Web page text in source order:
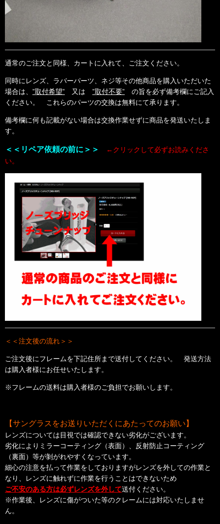
通常のご注文と同様、カートに入れて、ご注文ください。
同時にレンズ、ラバーパーツ、ネジ等その他商品を購入いただいた
場合は、 ”取付希望” 又は ”取付不要” の旨を必ず備考欄にご記入
ください。 これらのパーツの交換は無料にて承ります。
備考欄に何も記載がない場合は交換作業せずに商品を発送いたしま
す。
＜＜リペア依頼の前に＞＞
←クリックして必ずお読みくださ
い。
＜＜注文後の流れ＞＞
ご注文後にフレームを下記住所まで送付してください。 発送方法
は購入者様にお任せいたします。
※フレームの送料は購入者様のご負担でお願いします。
【サングラスをお送りいただくにあたってのお願い】
レンズについては目視では確認できない劣化がございます。
劣化によりミラーコーティング（表面）、反射防止コーティング
（裏面）等が剝がれやすくなっています。
細心の注意を払って作業をしておりますがレンズを外しての作業と
なり、
レンズに触れずに作業を行うことはできないため
ご不安のある方は必ずレンズを外して送付ください。
※作業後、レンズに傷がついた等のクレームには対応いたしませ
ん。